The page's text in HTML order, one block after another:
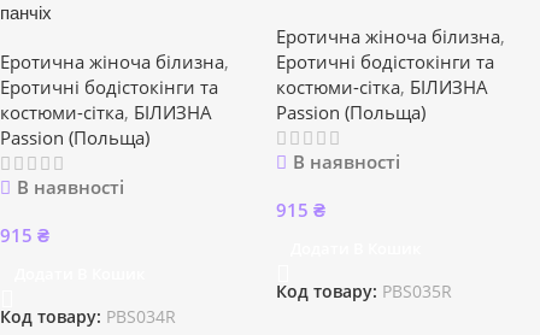
панчіх
Еротична жіноча білизна,
Еротичні бодістокінги та
костюми-сітка, БІЛИЗНА
Passion (Польща)
В наявності
915 ₴
Код товару: PBS034R
Еротична жіноча білизна,
Еротичні бодістокінги та
костюми-сітка, БІЛИЗНА
Passion (Польща)
В наявності
915 ₴
Код товару: PBS035R